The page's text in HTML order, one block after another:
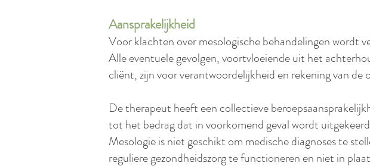
Aansprakelijkheid
Voor klachten over mesologische behandelingen wordt
Alle eventuele gevolgen, voortvloeiende uit het
cliënt, zijn voor verantwoordelijkheid en rekening van de
De therapeut heeft een collectieve
tot het bedrag dat in voorkomend geval wordt
Mesologie is niet geschikt om medische diagnoses te
reguliere gezondheidszorg te functioneren en niet in